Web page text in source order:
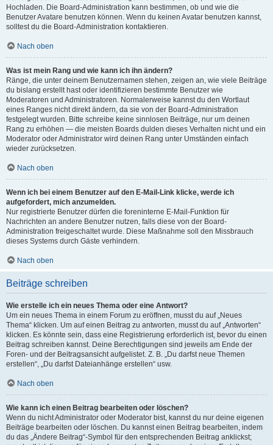
Hochladen. Die Board-Administration kann bestimmen, ob und wie die
Benutzer Avatare benutzen können. Wenn du keinen Avatar benutzen kannst,
solltest du die Board-Administration kontaktieren.
Nach oben
Was ist mein Rang und wie kann ich ihn ändern?
Ränge, die unter deinem Benutzernamen stehen, zeigen an, wie viele Beiträge
du bislang erstellt hast oder identifizieren bestimmte Benutzer wie
Moderatoren und Administratoren. Normalerweise kannst du den Wortlaut
eines Ranges nicht direkt ändern, da sie von der Board-Administration
festgelegt wurden. Bitte schreibe keine sinnlosen Beiträge, nur um deinen
Rang zu erhöhen — die meisten Boards dulden dieses Verhalten nicht und ein
Moderator oder Administrator wird deinen Rang unter Umständen einfach
wieder zurücksetzen.
Nach oben
Wenn ich bei einem Benutzer auf den E-Mail-Link klicke, werde ich
aufgefordert, mich anzumelden.
Nur registrierte Benutzer dürfen die foreninterne E-Mail-Funktion für
Nachrichten an andere Benutzer nutzen, falls diese von der Board-
Administration freigeschaltet wurde. Diese Maßnahme soll den Missbrauch
dieses Systems durch Gäste verhindern.
Nach oben
Beiträge schreiben
Wie erstelle ich ein neues Thema oder eine Antwort?
Um ein neues Thema in einem Forum zu eröffnen, musst du auf „Neues
Thema“ klicken. Um auf einen Beitrag zu antworten, musst du auf „Antworten“
klicken. Es könnte sein, dass eine Registrierung erforderlich ist, bevor du einen
Beitrag schreiben kannst. Deine Berechtigungen sind jeweils am Ende der
Foren- und der Beitragsansicht aufgelistet. Z. B. „Du darfst neue Themen
erstellen“, „Du darfst Dateianhänge erstellen“ usw.
Nach oben
Wie kann ich einen Beitrag bearbeiten oder löschen?
Wenn du nicht Administrator oder Moderator bist, kannst du nur deine eigenen
Beiträge bearbeiten oder löschen. Du kannst einen Beitrag bearbeiten, indem
du das „Ändere Beitrag“-Symbol für den entsprechenden Beitrag anklickst;